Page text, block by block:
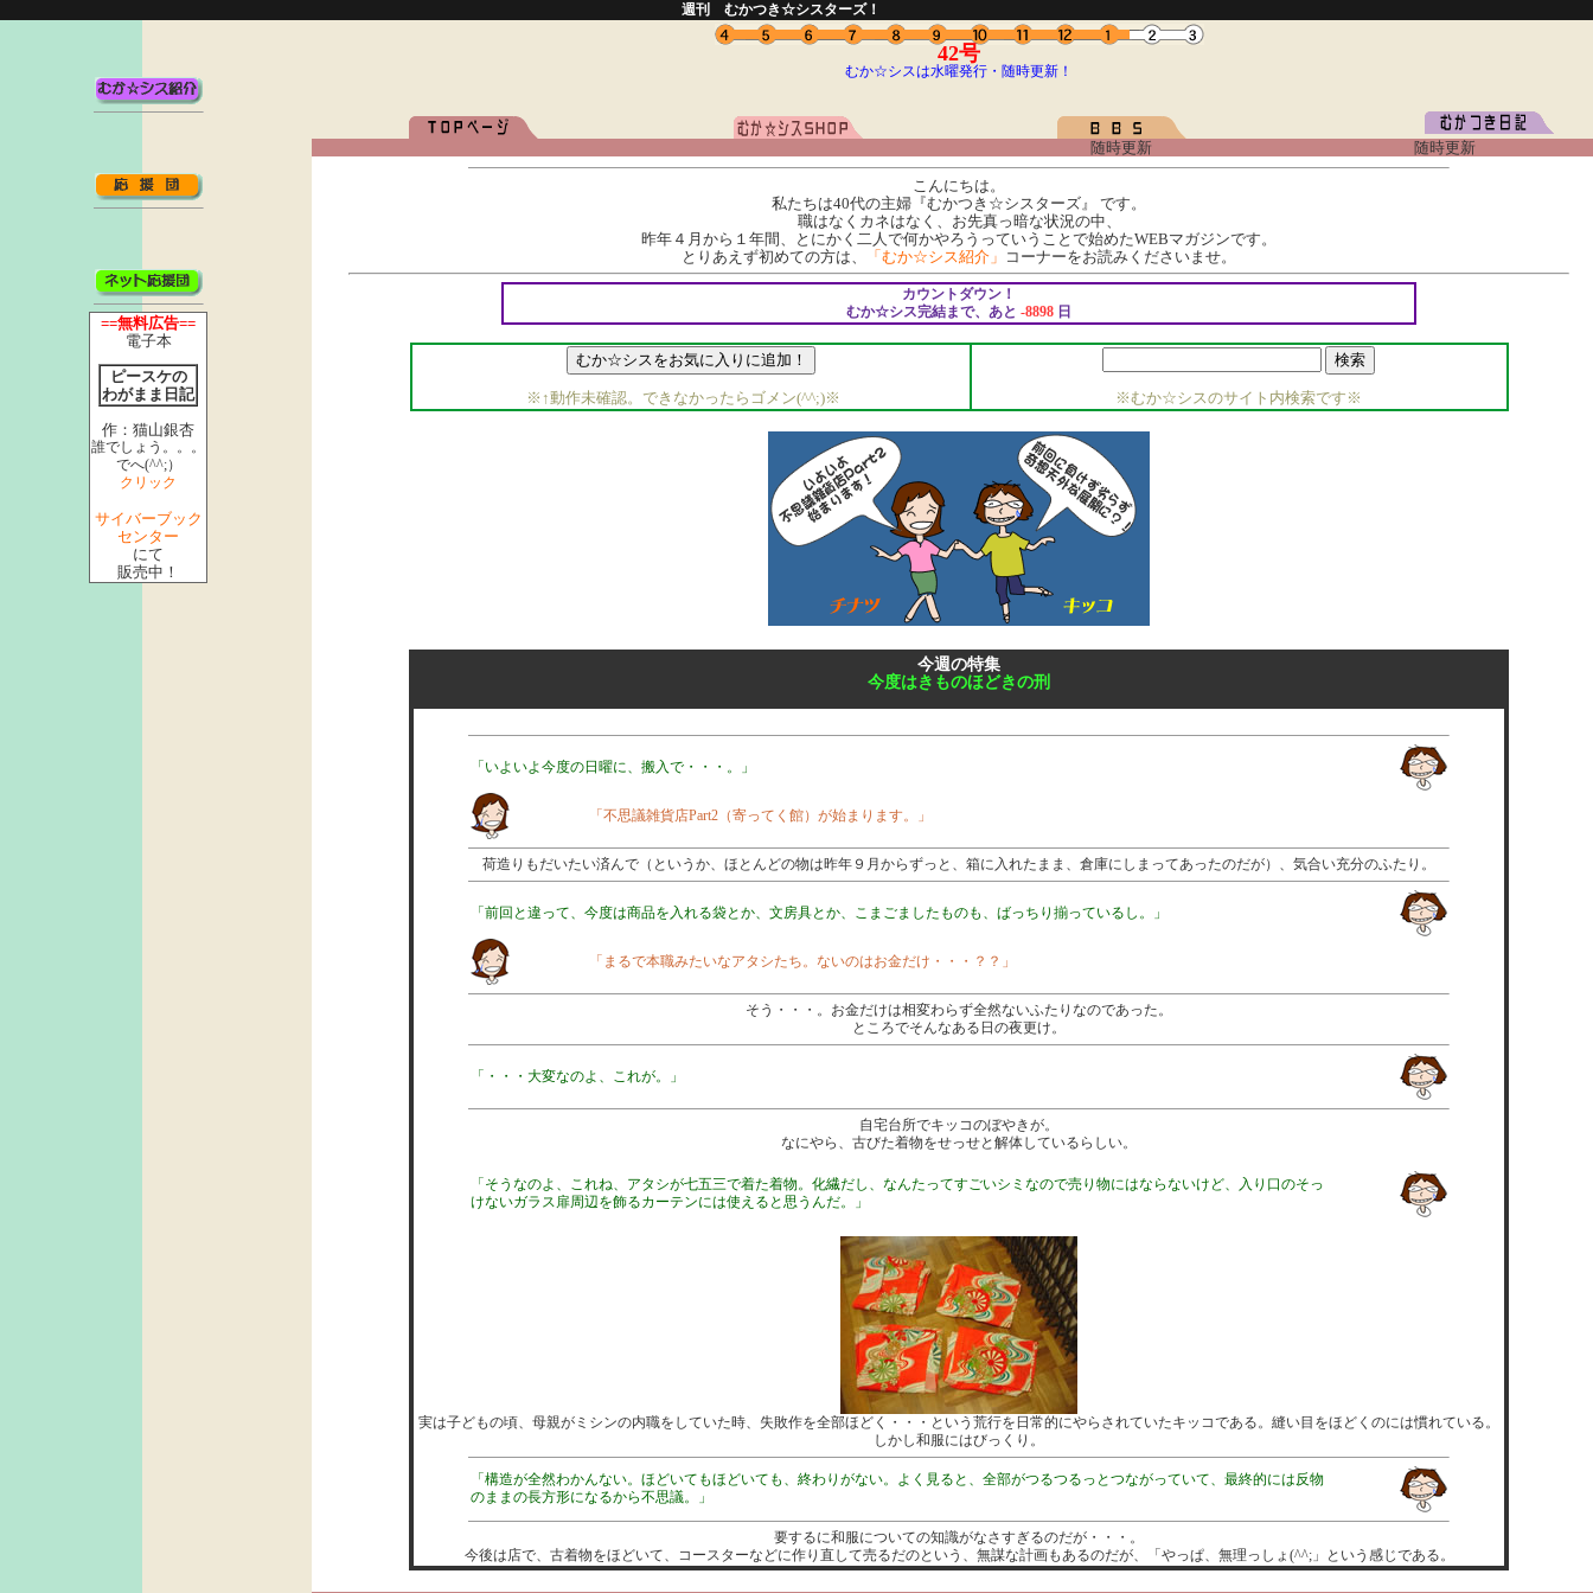
週刊 むかつき☆シスターズ！
==無料広告==
電子本
ピースケの
わがまま日記
作：猫山銀杏
誰でしょう。。。
でへ(^^;）
クリック
サイバーブック
センター
にて
販売中！
42号
むか☆シスは水曜発行・随時更新！
随時更新 随時更新
こんにちは。
私たちは40代の主婦『むかつき☆シスターズ』 です。
職はなくカネはなく、お先真っ暗な状況の中、
昨年４月から１年間、とにかく二人で何かやろうっていうことで始めたWEBマガジンです。
とりあえず初めての方は、
「むか☆シス紹介」 コーナーをお読みくださいませ。
カウントダウン！
むか☆シス完結まで、あと -8898 日
※↑動作未確認。できなかったらゴメン(^^;)※ ※むか☆シスのサイト内検索です※
今週の特集
今度はきものほどきの刑
「いよいよ今度の日曜に、搬入で・・・。」
「不思議雑貨店Part2（寄ってく館）が始まります。」
荷造りもだいたい済んで（というか、ほとんどの物は昨年９月からずっと、箱に入れたまま、倉庫にしまってあったのだが）、気合い充分のふたり。
「前回と違って、今度は商品を入れる袋とか、文房具とか、こまごましたものも、ばっちり揃っているし。」
「まるで本職みたいなアタシたち。ないのはお金だけ・・・？？」
そう・・・。お金だけは相変わらず全然ないふたりなのであった。
ところでそんなある日の夜更け。
「・・・大変なのよ、これが。」
自宅台所でキッコのぼやきが。
なにやら、古びた着物をせっせと解体しているらしい。
「そうなのよ、これね、アタシが七五三で着た着物。化繊だし、なんたってすごいシミなので売り物にはならないけど、入り口のそっ
けないガラス扉周辺を飾るカーテンには使えると思うんだ。」
実は子どもの頃、母親がミシンの内職をしていた時、失敗作を全部ほどく・・・という荒行を日常的にやらされていたキッコである。縫い目をほどくのには慣れている。
しかし和服にはびっくり。
「構造が全然わかんない。ほどいてもほどいても、終わりがない。よく見ると、全部がつるつるっとつながっていて、最終的には反物
のままの長方形になるから不思議。」
要するに和服についての知識がなさすぎるのだが・・・。
今後は店で、古着物をほどいて、コースターなどに作り直して売るだのという、無謀な計画もあるのだが、「やっぱ、無理っしょ(^^;」という感じである。